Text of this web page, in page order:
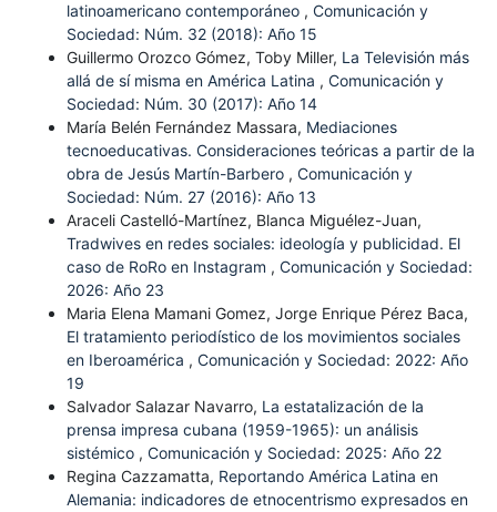
latinoamericano contemporáneo , Comunicación y
Sociedad: Núm. 32 (2018): Año 15
Guillermo Orozco Gómez, Toby Miller, La Televisión más
allá de sí misma en América Latina , Comunicación y
Sociedad: Núm. 30 (2017): Año 14
María Belén Fernández Massara, Mediaciones
tecnoeducativas. Consideraciones teóricas a partir de la
obra de Jesús Martín-Barbero , Comunicación y
Sociedad: Núm. 27 (2016): Año 13
Araceli Castelló-Martínez, Blanca Miguélez-Juan,
Tradwives en redes sociales: ideología y publicidad. El
caso de RoRo en Instagram , Comunicación y Sociedad:
2026: Año 23
Maria Elena Mamani Gomez, Jorge Enrique Pérez Baca,
El tratamiento periodístico de los movimientos sociales
en Iberoamérica , Comunicación y Sociedad: 2022: Año
19
Salvador Salazar Navarro, La estatalización de la
prensa impresa cubana (1959-1965): un análisis
sistémico , Comunicación y Sociedad: 2025: Año 22
Regina Cazzamatta, Reportando América Latina en
Alemania: indicadores de etnocentrismo expresados en